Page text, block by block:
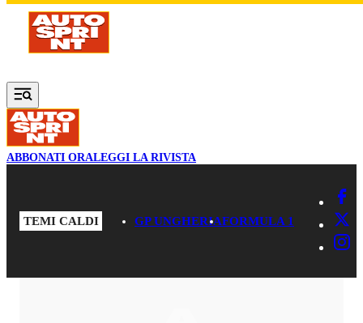
Vai al contenuto principale
ABBONATI ORALEGGI LA RIVISTA
TEMI CALDI GP UNGHERIAFORMULA 1